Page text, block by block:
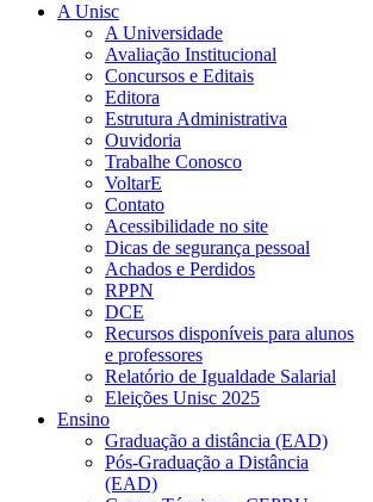
A Unisc
A Universidade
Avaliação Institucional
Concursos e Editais
Editora
Estrutura Administrativa
Ouvidoria
Trabalhe Conosco
VoltarE
Contato
Acessibilidade no site
Dicas de segurança pessoal
Achados e Perdidos
RPPN
DCE
Recursos disponíveis para alunos
e professores
Relatório de Igualdade Salarial
Eleições Unisc 2025
Ensino
Graduação a distância (EAD)
Pós-Graduação a Distância
(EAD)